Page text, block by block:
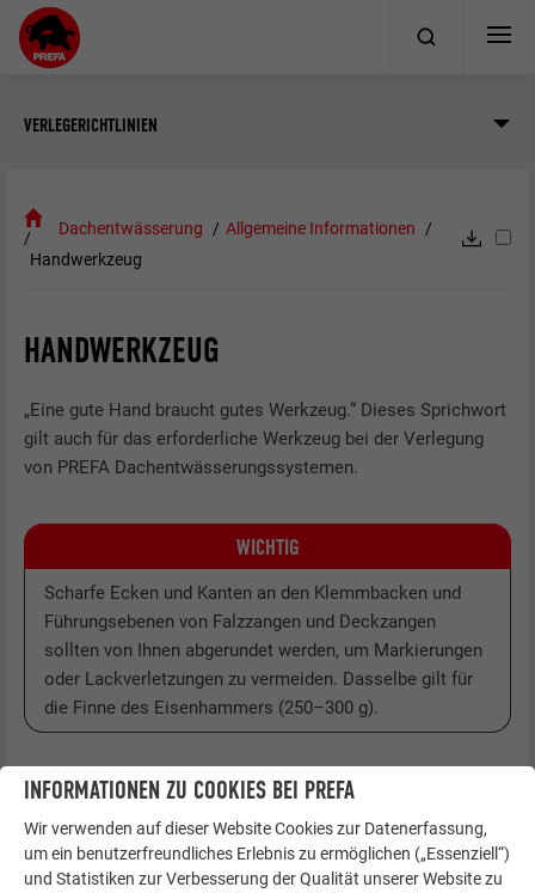
VERLEGERICHTLINIEN
Dachentwässerung
Allgemeine Informationen
Handwerkzeug
HANDWERKZEUG
„Eine gute Hand braucht gutes Werkzeug.“ Dieses Sprichwort
gilt auch für das erforderliche Werkzeug bei der Verlegung
von PREFA Dachentwässerungssystemen.
WICHTIG
Scharfe Ecken und Kanten an den Klemmbacken und
Führungsebenen von Falzzangen und Deckzangen
sollten von Ihnen abgerundet werden, um Markierungen
oder Lackverletzungen zu vermeiden. Dasselbe gilt für
die Finne des Eisenhammers (250–300 g).
INFORMATIONEN ZU COOKIES BEI PREFA
Wir verwenden auf dieser Website Cookies zur Datenerfassung,
um ein benutzerfreundliches Erlebnis zu ermöglichen („Essenziell“)
und Statistiken zur Verbesserung der Qualität unserer Website zu